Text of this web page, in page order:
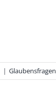
| Glaubensfragen